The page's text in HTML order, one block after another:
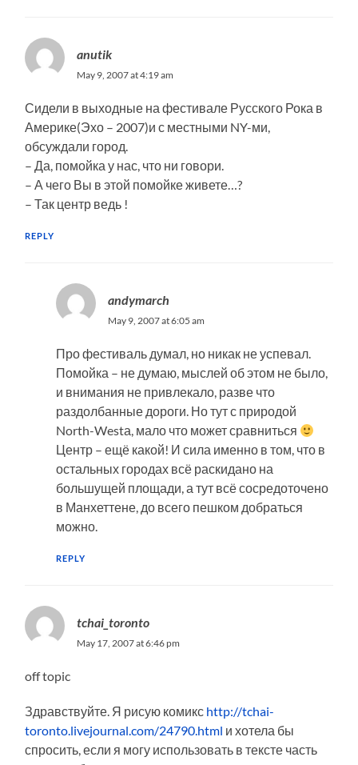
anutik
May 9, 2007 at 4:19 am
Сидели в выходные на фестивале Русского Рока в
Америке(Эхо – 2007)и с местными NY-ми,
обсуждали город.
– Да, помойка у нас, что ни говори.
– А чего Вы в этой помойке живете…?
– Так центр ведь !
REPLY
andymarch
May 9, 2007 at 6:05 am
Про фестиваль думал, но никак не успевал.
Помойка – не думаю, мыслей об этом не было,
и внимания не привлекало, разве что
раздолбанные дороги. Но тут с природой
North-Westа, мало что может сравниться
Центр – ещё какой! И сила именно в том, что в
остальных городах всё раскидано на
большущей площади, а тут всё сосредоточено
в Манхеттене, до всего пешком добраться
можно.
REPLY
tchai_toronto
May 17, 2007 at 6:46 pm
off topic
Здравствуйте. Я рисую комикс http://tchai-
toronto.livejournal.com/24790.html и хотела бы
спросить, если я могу использовать в тексте часть